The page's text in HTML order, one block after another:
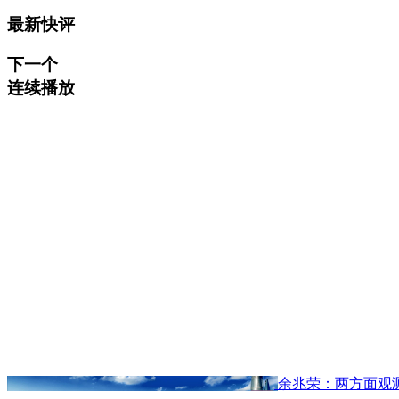
最新快评
下一个
连续播放
余兆荣：两方面观